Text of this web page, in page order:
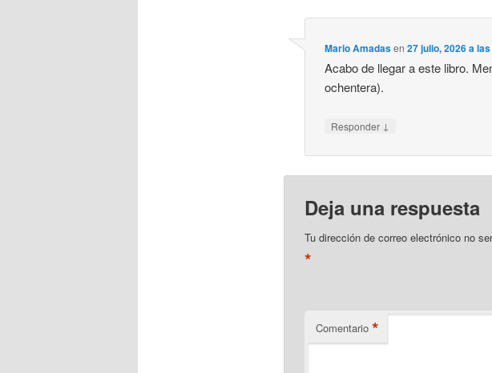
Mario Amadasen27 julio, 2026 a
Acabo de llegar a este libro.
ochentera).
Responder ↓
Deja una respuesta
Tu dirección de correo electrónico no
*
Comentario *